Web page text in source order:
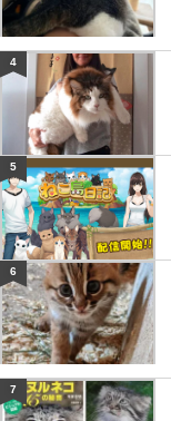
4
5
6
7